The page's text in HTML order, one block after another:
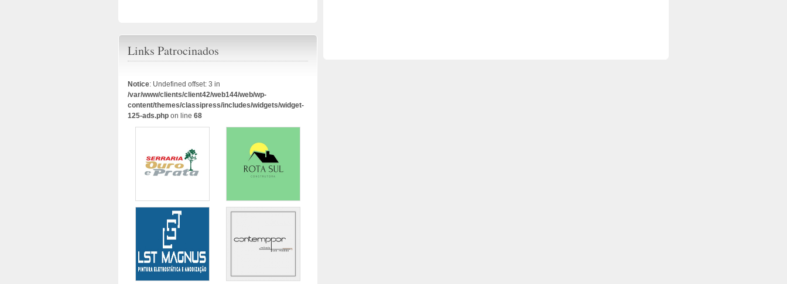
Links Patrocinados
Notice: Undefined offset: 3 in
/var/www/clients/client42/web144/web/wp-
content/themes/classipress/includes/widgets/widget-
125-ads.php on line 68